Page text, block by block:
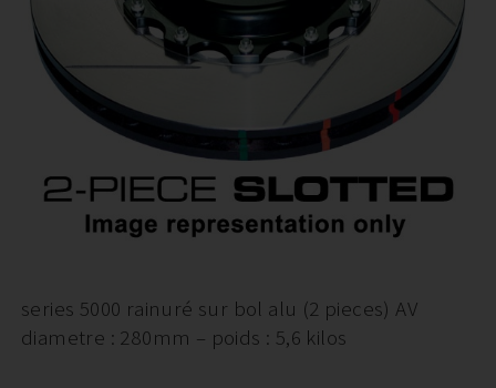
series 5000 rainuré sur bol alu (2 pieces) AV
diametre : 280mm – poids : 5,6 kilos